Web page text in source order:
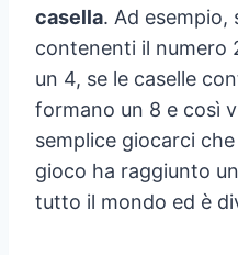
casella. Ad esempio,
contenenti il numero
un 4, se le caselle
formano un 8 e così
semplice giocarci
gioco ha raggiunto
tutto il mondo ed è